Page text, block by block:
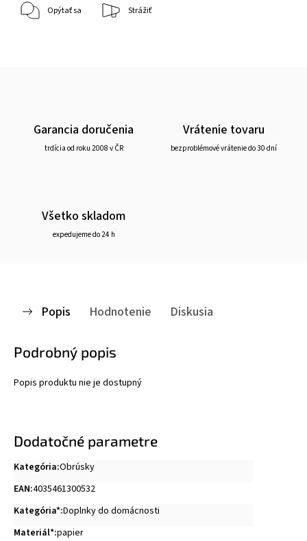
Opýtať sa Strážiť
Garancia doručenia
trdícia od roku 2008 v ČR
Vrátenie tovaru
bezproblémové vrátenie do 30 dní
Všetko skladom
expedujeme do 24 h
Popis Hodnotenie Diskusia
Podrobný popis
Popis produktu nie je dostupný
Dodatočné parametre
Kategória:Obrúsky
EAN:4035461300532
Kategória*:Doplnky do domácnosti
Materiál*:papier